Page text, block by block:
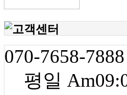
070-7658-7888
평일